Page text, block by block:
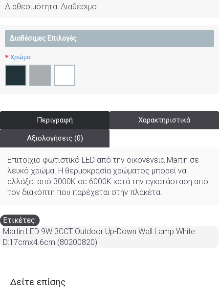
Διαθεσιμότητα: Διαθέσιμο
Διαθέσιμες Επιλογές
Χρώμα
Περιγραφή Χαρακτηριστικά
Αξιολογήσεις (0)
Επιτοίχιο φωτιστικό LED από την οικογένεια Martin σε
λευκό χρώμα. Η θερμοκρασία χρώματος μπορεί να
αλλάξει από 3000K σε 6000K κατά την εγκατάσταση από
τον διακόπτη που παρέχεται στην πλακέτα.
Ετικέτες:
Martin LED 9W 3CCT Outdoor Up-Down Wall Lamp White
D:17cmx4.6cm (80200820)
Δείτε επίσης